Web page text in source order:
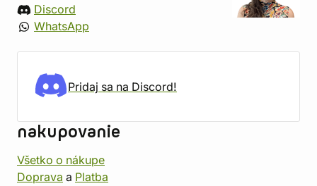
Discord
WhatsApp
Pridaj sa na Discord!
nakupovanie
Všetko o nákupe
Doprava a Platba